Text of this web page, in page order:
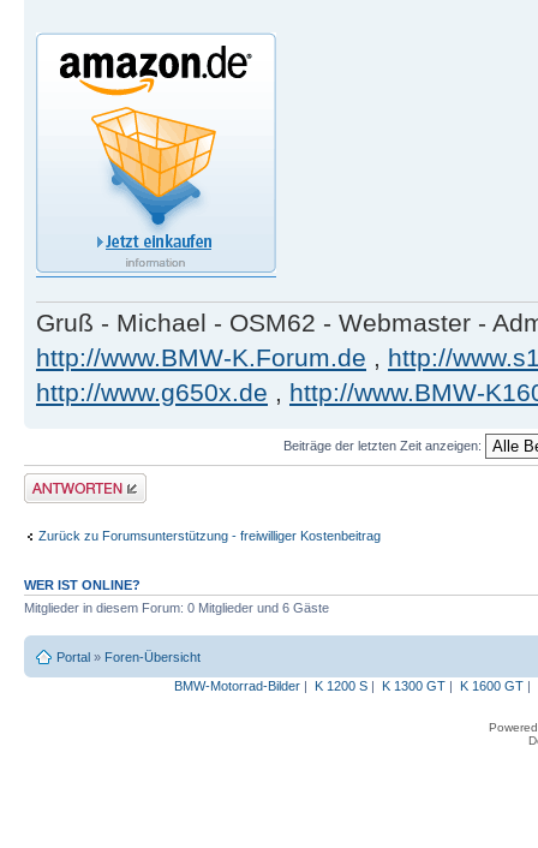
Gruß - Michael - OSM62 - Webmaster -
http://www.BMW-K.Forum.de , http://
http://www.g650x.de , http://www.BMW-
Beiträge der letzten Zeit anzeigen:
Antwort erstellen
Zurück zu Forumsunterstützung - freiwilliger Kostenbeitrag
WER IST ONLINE?
Mitglieder in diesem Forum: 0 Mitglieder und 6 Gäste
Portal » Foren-Übersicht
BMW-Motorrad-Bilder| K 1200 S| K 1300 GT| K 1600 GT|